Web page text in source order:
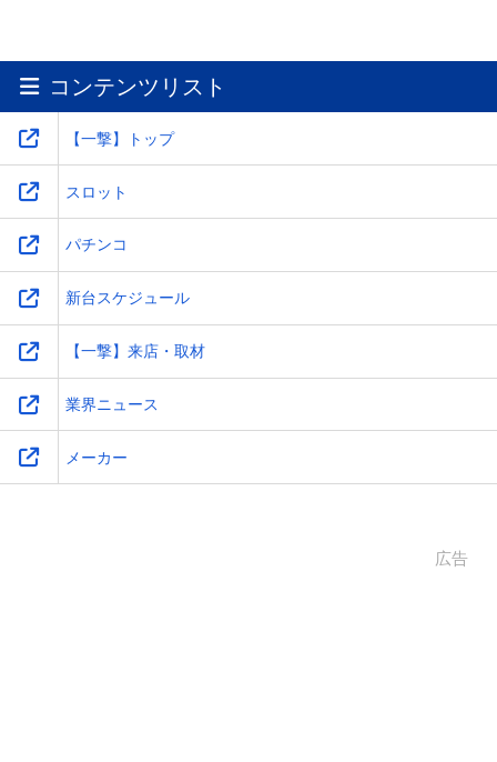
コンテンツリスト
【一撃】トップ
スロット
パチンコ
新台スケジュール
【一撃】来店・取材
業界ニュース
メーカー
広告